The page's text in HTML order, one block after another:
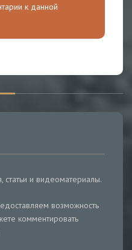
к данной
и видеоматериалы.
возможность
комментировать